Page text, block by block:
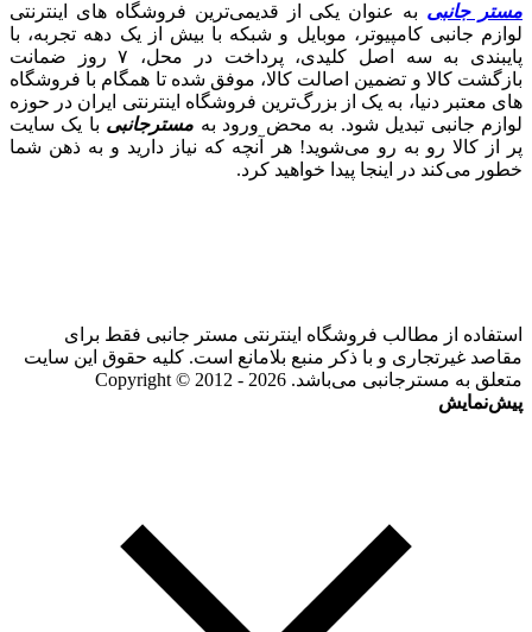
مستر جانبی به عنوان یکی از قدیمی‌ترین فروشگاه های اینترنتی
لوازم جانبی کامپیوتر، موبایل و شبکه با بیش از یک دهه تجربه، با
پایبندی به سه اصل کلیدی، پرداخت در محل، ۷ روز ضمانت
بازگشت کالا و تضمین اصالت کالا، موفق شده تا همگام با فروشگاه‌
های معتبر دنیا، به یک از بزرگ‌ترین فروشگاه اینترنتی ایران در حوزه
لوازم جانبی تبدیل شود. به محض ورود به مسترجانبی با یک سایت
پر از کالا رو به رو می‌شوید! هر آنچه که نیاز دارید و به ذهن شما
خطور می‌کند در اینجا پیدا خواهید کرد.
استفاده از مطالب فروشگاه اینترنتی مستر جانبی فقط برای
مقاصد غیرتجاری و با ذکر منبع بلامانع است. کلیه حقوق این سایت
متعلق به مسترجانبی می‌باشد. Copyright © 2012 - 2026
پیش‌نمایش